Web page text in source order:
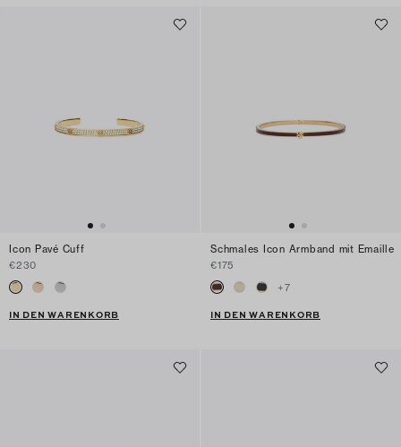
Icon Pavé Cuff
€230
IN DEN WARENKORB
Schmales Icon Armband mit Emaille
€175
+7
IN DEN WARENKORB